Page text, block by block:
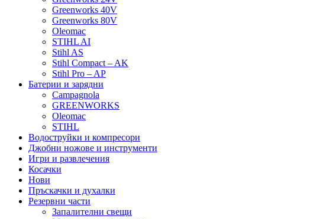
Greenworks 40V
Greenworks 80V
Oleomac
STIHL AI
Stihl AS
Stihl Compact – AK
Stihl Pro – AP
Батерии и зарядни
Campagnola
GREENWORKS
Oleomac
STIHL
Водоструйки и компресори
Джобни ножове и инструменти
Игри и развлечения
Косачки
Нови
Пръскачки и духалки
Резервни части
Запалителни свещи